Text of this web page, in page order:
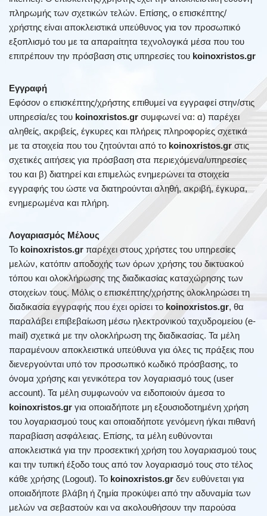
πληρωμής των σχετικών τελών. Επίσης, ο επισκέπτης/
χρήστης είναι αποκλειστικά υπεύθυνος για τον προσωπικό
εξοπλισμό του με τα απαραίτητα τεχνολογικά μέσα που του
επιτρέπουν την πρόσβαση στις υπηρεσίες του koinoxristos.gr
Εγγραφή
Εφόσον ο επισκέπτης/χρήστης επιθυμεί να εγγραφεί στην/στις
υπηρεσία/ες του koinoxristos.gr συμφωνεί να: α) παρέχει
αληθείς, ακριβείς, έγκυρες και πλήρεις πληροφορίες σχετικά
με τα στοιχεία που του ζητούνται από το koinoxristos.gr στις
σχετικές αιτήσεις για πρόσβαση στα περιεχόμενα/υπηρεσίες
του και β) διατηρεί και επιμελώς ενημερώνει τα στοιχεία
εγγραφής του ώστε να διατηρούνται αληθή, ακριβή, έγκυρα,
ενημερωμένα και πλήρη.
Λογαριασμός Μέλους
Το koinoxristos.gr παρέχει στους χρήστες του υπηρεσίες
μελών, κατόπιν αποδοχής των όρων χρήσης του δικτυακού
τόπου και ολοκλήρωσης της διαδικασίας καταχώρησης των
στοιχείων τους. Μόλις ο επισκέπτης/χρήστης ολοκληρώσει τη
διαδικασία εγγραφής που έχει ορίσει το koinoxristos.gr, θα
παραλάβει επιβεβαίωση μέσω ηλεκτρονικού ταχυδρομείου (e-
mail) σχετικά με την ολοκλήρωση της διαδικασίας. Τα μέλη
παραμένουν αποκλειστικά υπεύθυνα για όλες τις πράξεις που
διενεργούνται υπό τον προσωπικό κωδικό πρόσβασης, το
όνομα χρήσης και γενικότερα τον λογαριασμό τους (user
account). Τα μέλη συμφωνούν να ειδοποιούν άμεσα το
koinoxristos.gr για οποιαδήποτε μη εξουσιοδοτημένη χρήση
του λογαριασμού τους και οποιαδήποτε γενόμενη ή/και πιθανή
παραβίαση ασφάλειας. Επίσης, τα μέλη ευθύνονται
αποκλειστικά για την προσεκτική χρήση του λογαριασμού τους
και την τυπική έξοδο τους από τον λογαριασμό τους στο τέλος
κάθε χρήσης (Logout). Το koinoxristos.gr δεν ευθύνεται για
οποιαδήποτε βλάβη ή ζημία προκύψει από την αδυναμία των
μελών να σεβαστούν και να ακολουθήσουν την παρούσα